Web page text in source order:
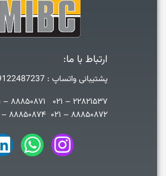
ارتباط با ما:
پشتیبانی واتساپ : 09122487237
۲۲۸۲۱۵۳۷ – ۰۲۱ ۸۸۸۵۰۸۷۱ – ۰۲۱
۸۸۸۵۰۸۷۲ – ۰۲۱ ۸۸۸۵۰۸۷۴ – ۰۲۱